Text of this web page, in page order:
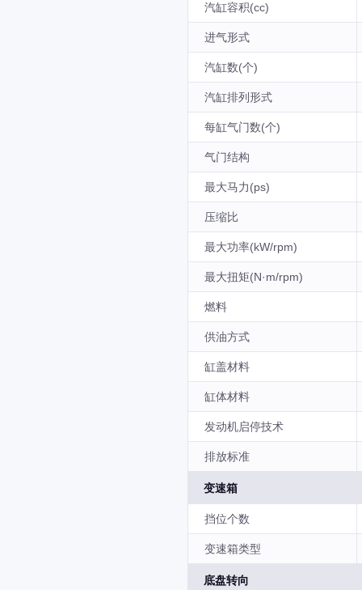
汽缸容积(cc)
进气形式
汽缸数(个)
汽缸排列形式
每缸气门数(个)
气门结构
最大马力(ps)
压缩比
最大功率(kW/rpm)
最大扭矩(N·m/rpm)
燃料
供油方式
缸盖材料
缸体材料
发动机启停技术
排放标准
变速箱
挡位个数
变速箱类型
底盘转向